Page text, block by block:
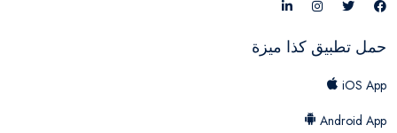
حمل تطبيق كذا ميزة
iOS App
Android App